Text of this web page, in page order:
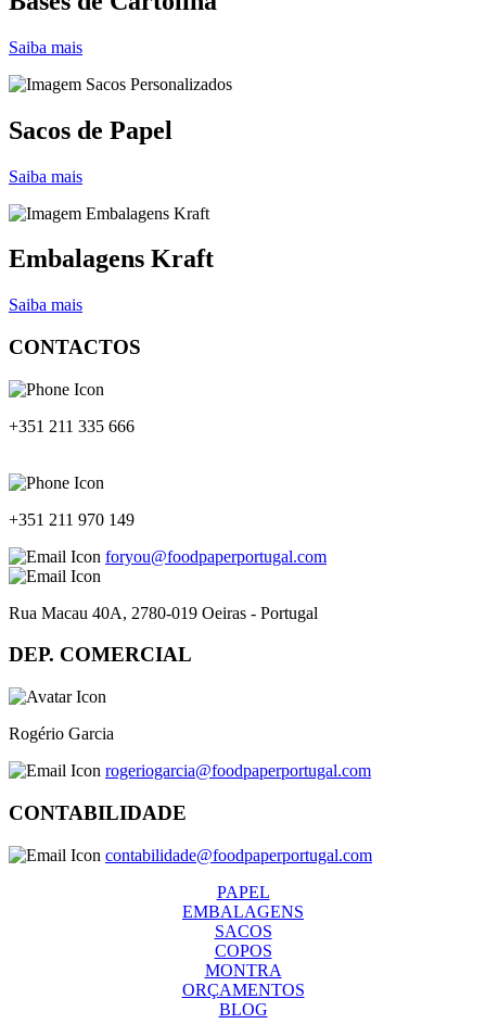
Saiba mais
Sacos de Papel
Saiba mais
Embalagens Kraft
Saiba mais
CONTACTOS
+351 211 335 666
+351 211 970 149
foryou@foodpaperportugal.com
Rua Macau 40A, 2780-019 Oeiras - Portugal
DEP. COMERCIAL
Rogério Garcia
rogeriogarcia@foodpaperportugal.com
CONTABILIDADE
contabilidade@foodpaperportugal.com
PAPEL
EMBALAGENS
SACOS
COPOS
MONTRA
ORÇAMENTOS
BLOG